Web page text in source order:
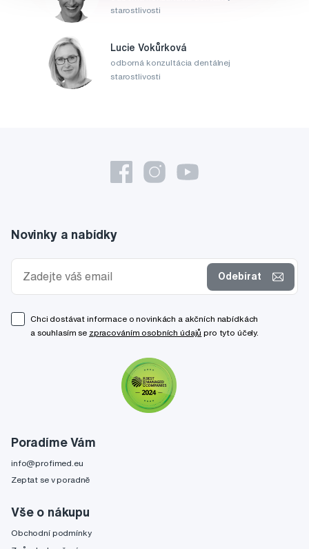
starostlivosti
Lucie Vokůrková
odborná konzultácia dentálnej
starostlivosti
Poradíme Vám
info@profimed.eu
Zeptat se v poradně
Vše o nákupu
Obchodní podmínky
Novinky a nabídky
Odebírat
Chci dostávat informace o novinkách a akčních nabídkách
a souhlasím se zpracováním osobních údajů pro tyto účely.